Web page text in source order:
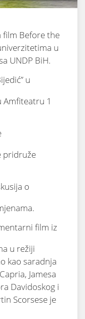
film Before the
u
UNDP BiH.
u
Amfiteatru 1
pridruže
o
film iz
u režiji
kao saradnja
Jamesa
Davidoskog i
Scorsese je